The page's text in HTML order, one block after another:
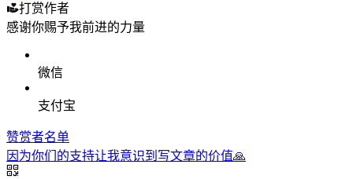
打赏作者
感谢你赐予我前进的力量
微信
支付宝
赞赏者名单
因为你们的支持让我意识到写文章的价值🙏